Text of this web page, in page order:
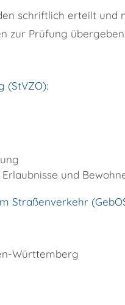
schriftlich erteilt und
zur Prüfung
(StVZO):
und
Straßenverkehr
Württemberg